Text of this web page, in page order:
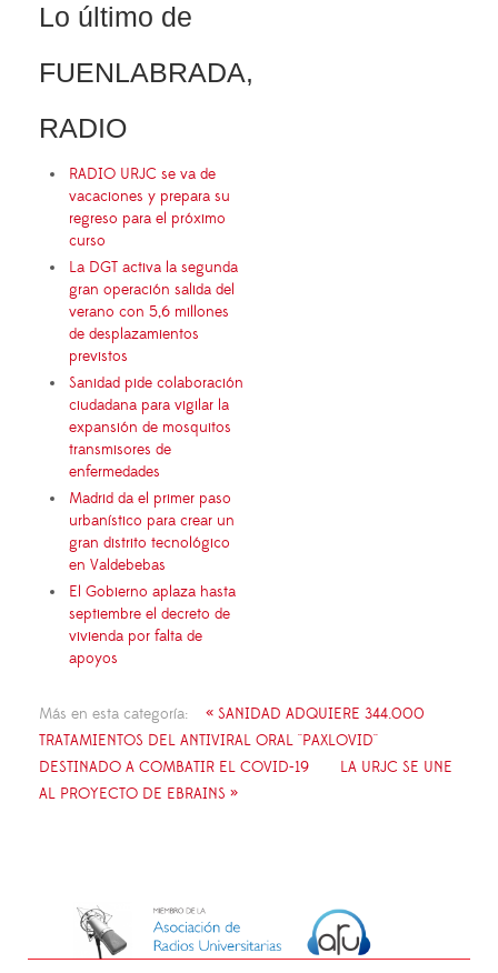
Lo último de
FUENLABRADA,
RADIO
RADIO URJC se va de
vacaciones y prepara su
regreso para el próximo
curso
La DGT activa la segunda
gran operación salida del
verano con 5,6 millones
de desplazamientos
previstos
Sanidad pide colaboración
ciudadana para vigilar la
expansión de mosquitos
transmisores de
enfermedades
Madrid da el primer paso
urbanístico para crear un
gran distrito tecnológico
en Valdebebas
El Gobierno aplaza hasta
septiembre el decreto de
vivienda por falta de
apoyos
Más en esta categoría:
« SANIDAD ADQUIERE 344.000
TRATAMIENTOS DEL ANTIVIRAL ORAL ''PAXLOVID''
DESTINADO A COMBATIR EL COVID-19
LA URJC SE UNE
AL PROYECTO DE EBRAINS »